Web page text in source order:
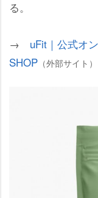
る。
→ uFit｜公式オ
SHOP （外部サイト）